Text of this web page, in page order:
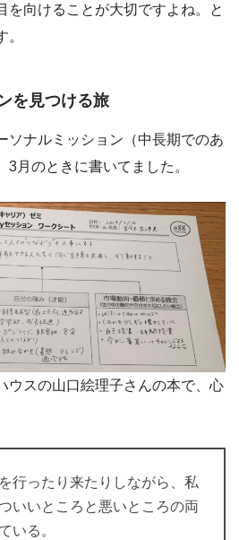
を向けることが大切ですよね。と
を見つける旅
ソナルミッション（中長期でのあ
3月のときに書いてました。
ウスの山口絵理子さんの本で、心
行ったり来たりしながら、私
いいところと悪いところの両
いる。